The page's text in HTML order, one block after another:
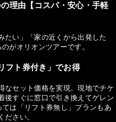
理由【コスパ・安心・手軽
たい」「家の近くから出発した
がオリオンツアーです。
フト券付き」でお得
なセット価格を実現。現地でチケ
後すぐに窓口で引き換えてゲレン
は「リフト券無し」プランもあ
ださい。